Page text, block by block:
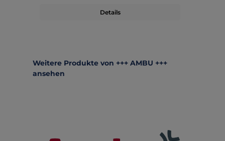
Details
Produktgalerie überspringen
Weitere Produkte von +++ AMBU +++
ansehen